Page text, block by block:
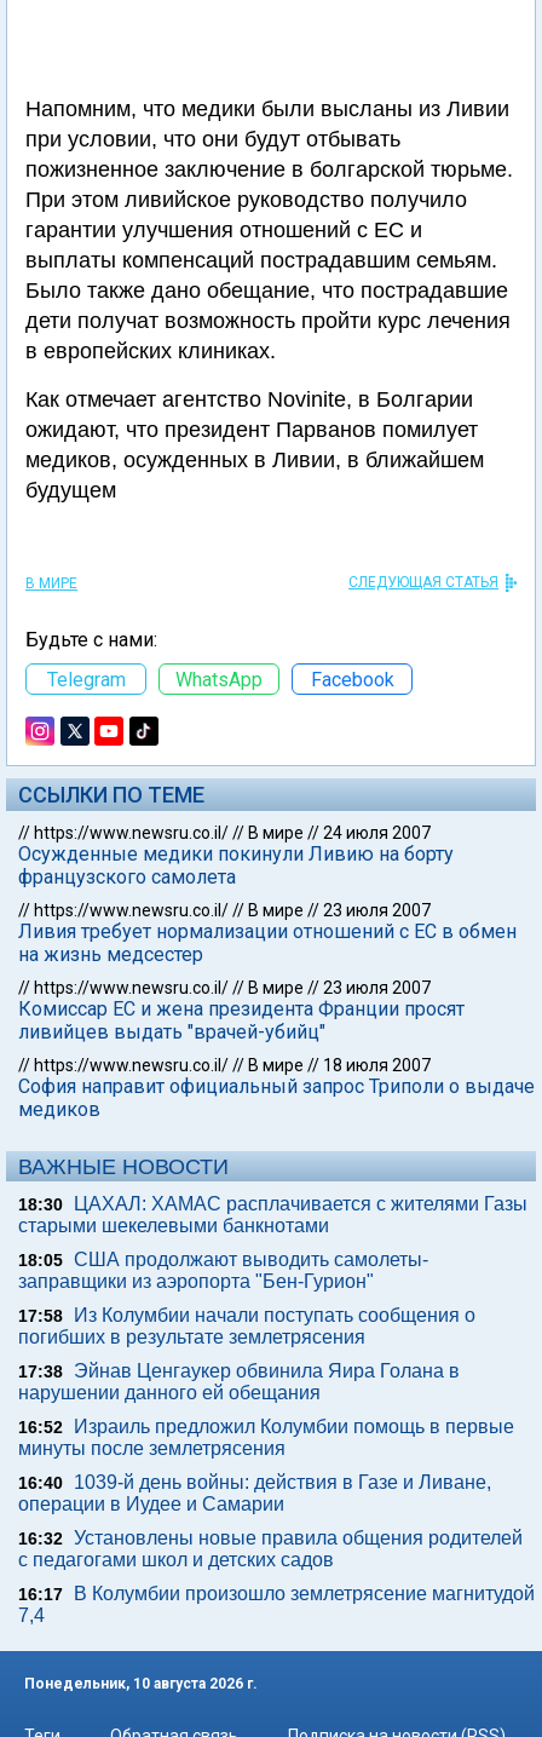
Напомним, что медики были высланы из Ливии
при условии, что они будут отбывать
пожизненное заключение в болгарской тюрьме.
При этом ливийское руководство получило
гарантии улучшения отношений с ЕС и
выплаты компенсаций пострадавшим семьям.
Было также дано обещание, что пострадавшие
дети получат возможность пройти курс лечения
в европейских клиниках.
Как отмечает агентство Novinite, в Болгарии
ожидают, что президент Парванов помилует
медиков, осужденных в Ливии, в ближайшем
будущем
В МИРЕ СЛЕДУЮЩАЯ СТАТЬЯ
Будьте с нами:
Telegram
WhatsApp Facebook
ССЫЛКИ ПО ТЕМЕ
// https://www.newsru.co.il/// В мире //24 июля 2007
Осужденные медики покинули Ливию на борту
французского самолета
// https://www.newsru.co.il/// В мире //23 июля 2007
Ливия требует нормализации отношений с ЕС в обмен
на жизнь медсестер
// https://www.newsru.co.il/// В мире //23 июля 2007
Комиссар ЕС и жена президента Франции просят
ливийцев выдать "врачей-убийц"
// https://www.newsru.co.il/// В мире // 18 июля 2007
София направит официальный запрос Триполи о выдаче
медиков
ВАЖНЫЕ НОВОСТИ
18:30
ЦАХАЛ: ХАМАС расплачивается с жителями Газы
старыми шекелевыми банкнотами
18:05 США продолжают выводить самолеты-
заправщики из аэропорта "Бен-Гурион"
17:58
Из Колумбии начали поступать сообщения о
погибших в результате землетрясения
17:38
Эйнав Ценгаукер обвинила Яира Голана в
нарушении данного ей обещания
16:52
Израиль предложил Колумбии помощь в первые
минуты после землетрясения
16:40
1039-й день войны: действия в Газе и Ливане,
операции в Иудее и Самарии
16:32 Установлены новые правила общения родителей
с педагогами школ и детских садов
16:17
В Колумбии произошло землетрясение магнитудой
7,4
Понедельник, 10 августа 2026 г.